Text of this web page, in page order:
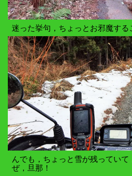
迷った挙句，ちょっとお邪魔する
んでも，ちょっと雪が残ってい
ぜ，旦那！